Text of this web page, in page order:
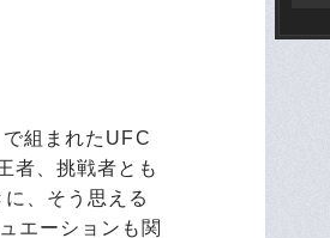
組まれたUFC
者、挑戦者とも
、そう思える
エーションも関